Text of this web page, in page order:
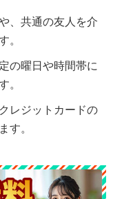
、共通の友人を介
。
の曜日や時間帯に
。
レジットカードの
す。